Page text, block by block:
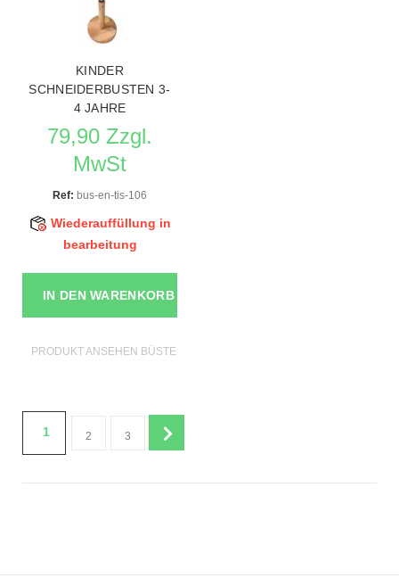
KINDER
SCHNEIDERBUSTEN 3-
4 JAHRE
79,90 Zzgl.
MwSt
Ref: bus-en-tis-106
Wiederauffüllung in
bearbeitung
IN DEN WARENKORB
PRODUKT ANSEHEN BÜSTEN SCHAUFENSTERPUPPEN
1 2 3